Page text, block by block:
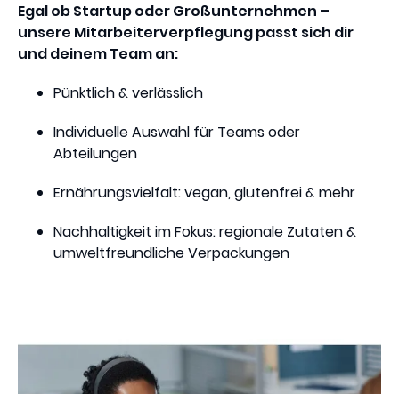
Egal ob Startup oder Großunternehmen –
unsere Mitarbeiterverpflegungpasst sich dir
und deinem Team an:
Pünktlich & verlässlich
Individuelle Auswahl für Teams oder
Abteilungen
Ernährungsvielfalt: vegan, glutenfrei & mehr
Nachhaltigkeit im Fokus: regionale Zutaten &
umweltfreundliche Verpackungen